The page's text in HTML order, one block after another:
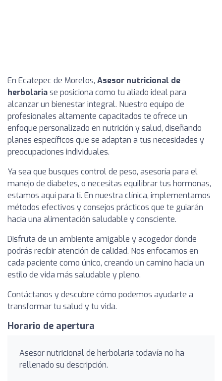
En Ecatepec de Morelos, Asesor nutricional de
herbolariase posiciona como tu aliado ideal para
alcanzar un bienestar integral. Nuestro equipo de
profesionales altamente capacitados te ofrece un
enfoque personalizado en nutrición y salud, diseñando
planes específicos que se adaptan a tus necesidades y
preocupaciones individuales.
Ya sea que busques control de peso, asesoría para el
manejo de diabetes, o necesitas equilibrar tus hormonas,
estamos aquí para ti. En nuestra clínica, implementamos
métodos efectivos y consejos prácticos que te guiarán
hacia una alimentación saludable y consciente.
Disfruta de un ambiente amigable y acogedor donde
podrás recibir atención de calidad. Nos enfocamos en
cada paciente como único, creando un camino hacia un
estilo de vida más saludable y pleno.
Contáctanos y descubre cómo podemos ayudarte a
transformar tu salud y tu vida.
Horario de apertura
Asesor nutricional de herbolaria todavía no ha
rellenado su descripción.